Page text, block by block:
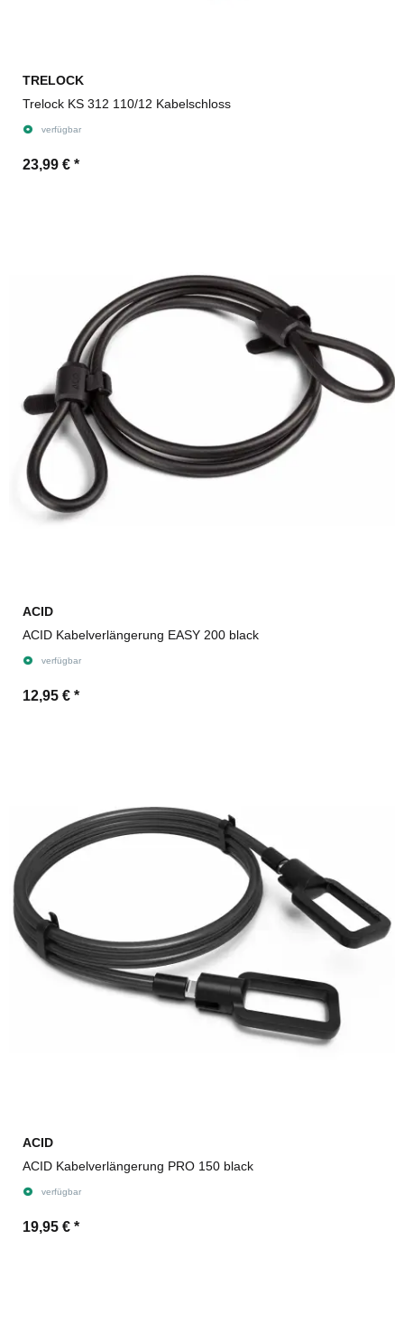
TRELOCK
Trelock KS 312 110/12 Kabelschloss
verfügbar
23,99 € *
ACID
ACID Kabelverlängerung EASY 200 black
verfügbar
12,95 € *
ACID
ACID Kabelverlängerung PRO 150 black
verfügbar
19,95 € *